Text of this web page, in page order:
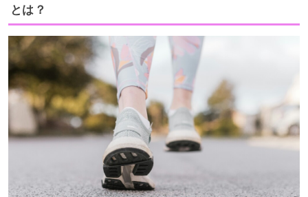
とは？